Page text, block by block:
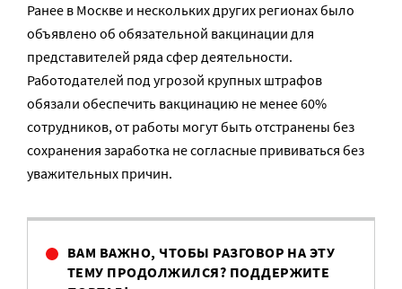
Ранее в Москве и нескольких других регионах было
объявлено об обязательной вакцинации для
представителей ряда сфер деятельности.
Работодателей под угрозой крупных штрафов
обязали обеспечить вакцинацию не менее 60%
сотрудников, от работы могут быть отстранены без
сохранения заработка не согласные прививаться без
уважительных причин.
ВАМ ВАЖНО, ЧТОБЫ РАЗГОВОР НА ЭТУ
ТЕМУ ПРОДОЛЖИЛСЯ? ПОДДЕРЖИТЕ